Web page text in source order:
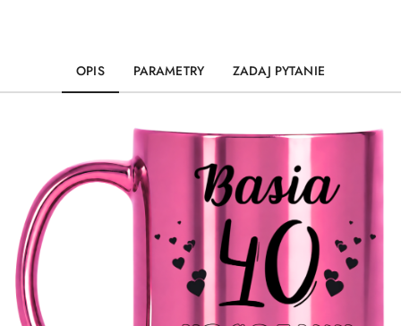
OPIS PARAMETRY ZADAJ PYTANIE